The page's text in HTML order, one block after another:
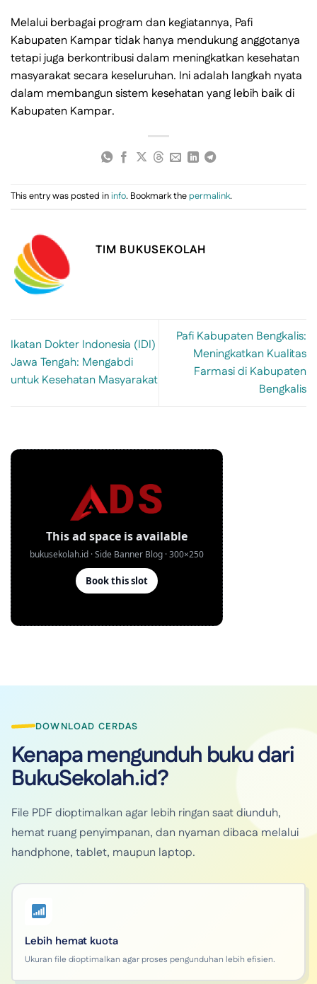
Melalui berbagai program dan kegiatannya, Pafi
Kabupaten Kampar tidak hanya mendukung anggotanya
tetapi juga berkontribusi dalam meningkatkan kesehatan
masyarakat secara keseluruhan. Ini adalah langkah nyata
dalam membangun sistem kesehatan yang lebih baik di
Kabupaten Kampar.
This entry was posted ininfo. Bookmark thepermalink.
TIM BUKUSEKOLAH
Ikatan Dokter Indonesia (IDI)
Jawa Tengah: Mengabdi
untuk Kesehatan Masyarakat
Pafi Kabupaten Bengkalis:
Meningkatkan Kualitas
Farmasi di Kabupaten
Bengkalis
DOWNLOAD CERDAS
Kenapa mengunduh buku dari
BukuSekolah.id?
File PDF dioptimalkan agar lebih ringan saat diunduh,
hemat ruang penyimpanan, dan nyaman dibaca melalui
handphone, tablet, maupun laptop.
Lebih hemat kuota
Ukuran file dioptimalkan agar proses pengunduhan lebih efisien.